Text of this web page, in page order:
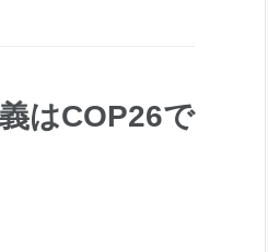
はCOP26で